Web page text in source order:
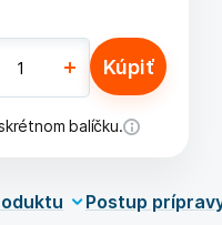
Kúpiť
balíčku.
Postup